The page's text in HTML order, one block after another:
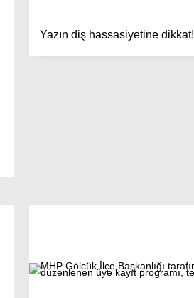
Yazın diş hassasiyetine dikkat!